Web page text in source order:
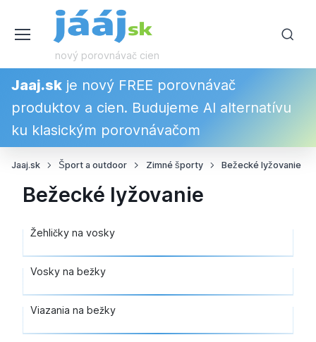
nový porovnávač cien
Jaaj.sk je nový FREE porovnávač
produktov a cien. Budujeme AI alternatívu
ku klasickým porovnávačom
Jaaj.sk Šport a outdoor Zimné športy Bežecké lyžovanie
Bežecké lyžovanie
Žehličky na vosky
Vosky na bežky
Viazania na bežky